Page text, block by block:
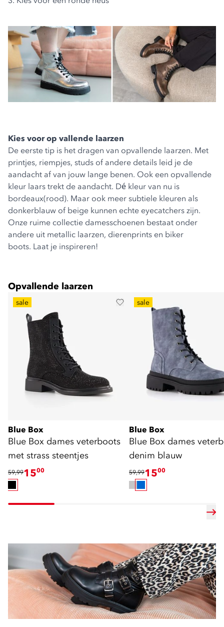
Kies voor op vallende laarzen
De eerste tip is het dragen van opvallende laarzen. Met
printjes, riempjes, studs of andere details leid je de
aandacht af van jouw lange benen. Ook een opvallende
kleur laars trekt de aandacht. Dé kleur van nu is
bordeaux(rood). Maar ook meer subtiele kleuren als
donkerblauw of beige kunnen echte eyecatchers zijn.
Onze ruime collectie damesschoenen bestaat onder
andere uit metallic laarzen, dierenprints en biker
boots. Laat je inspireren!
Opvallende laarzen
sale
Blue Box
Blue Box dames veterboots
met strass steentjes
59,991500
sale
Blue Box
Blue Box dames
denim blauw
59,991500